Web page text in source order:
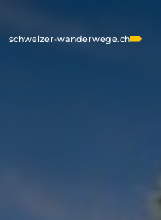
schweizer-wanderwege.ch